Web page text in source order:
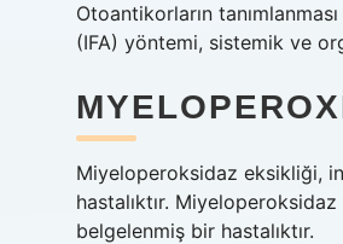
Otoantikorların
(IFA) yöntemi, sistemik ve
Miyeloperoksidaz eksikliği,
hastalıktır.
belgelenmiş bir hastalıktır.